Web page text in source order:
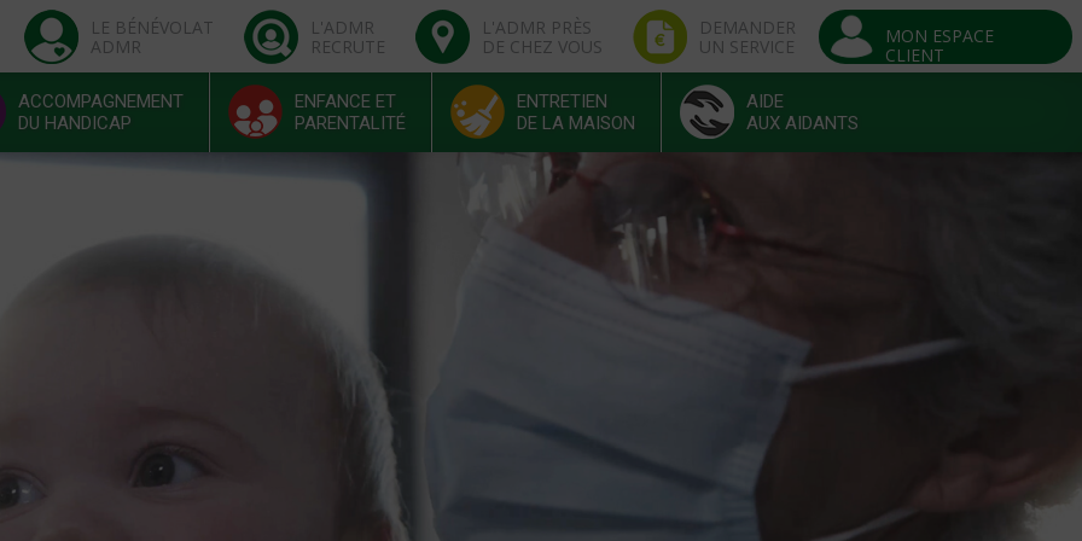
LE BÉNÉVOLAT
ADMR
L'ADMR
RECRUTE
L'ADMR PRÈS
DE CHEZ VOUS
DEMANDER
UN SERVICE
MON ESPACE
CLIENT
ACCOMPAGNEMENT
DU HANDICAP
ENFANCE ET
PARENTALITÉ
ENTRETIEN
DE LA MAISON
AIDE
AUX AIDANTS